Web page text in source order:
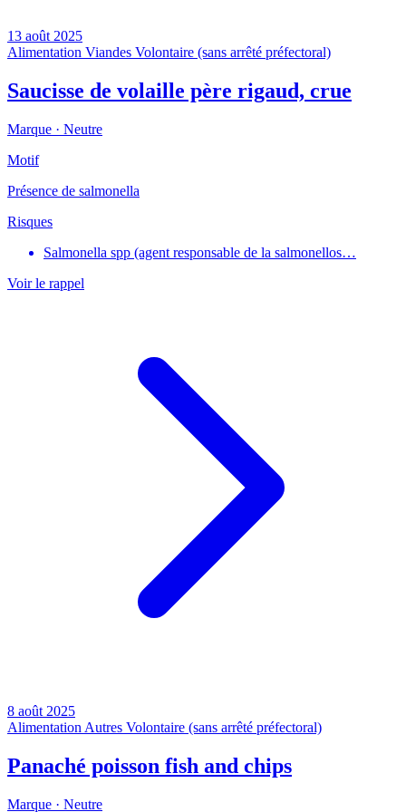
13 août 2025
Alimentation Viandes Volontaire (sans arrêté préfectoral)
Saucisse de volaille père rigaud, crue
Marque · Neutre
Motif
Présence de salmonella
Risques
Salmonella spp (agent responsable de la salmonellos…
Voir le rappel
8 août 2025
Alimentation Autres Volontaire (sans arrêté préfectoral)
Panaché poisson fish and chips
Marque · Neutre